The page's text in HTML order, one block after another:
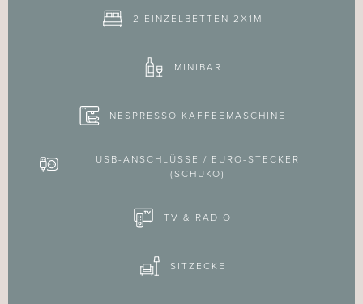
2 EINZELBETTEN 2X1M
MINIBAR
NESPRESSO KAFFEEMASCHINE
USB-ANSCHLÜSSE / EURO-STECKER
(SCHUKO)
TV & RADIO
SITZECKE